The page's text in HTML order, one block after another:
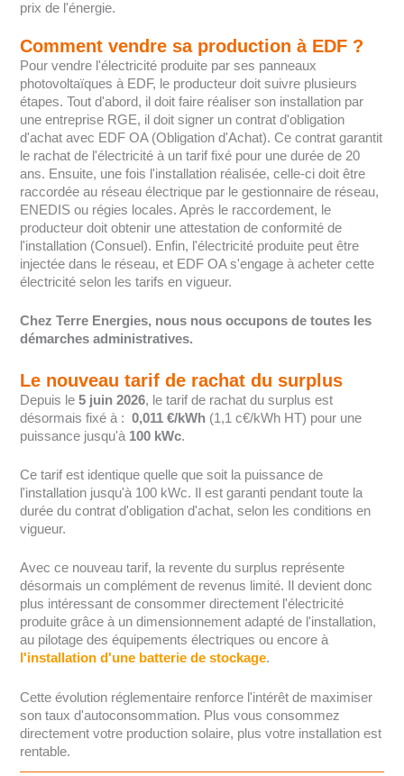
prix de l'énergie.
Comment vendre sa production à EDF ?
Pour vendre l'électricité produite par ses panneaux
photovoltaïques à EDF, le producteur doit suivre plusieurs
étapes. Tout d'abord, il doit faire réaliser son installation par
une entreprise RGE, il doit signer un contrat d'obligation
d'achat avec EDF OA (Obligation d'Achat). Ce contrat garantit
le rachat de l'électricité à un tarif fixé pour une durée de 20
ans. Ensuite, une fois l'installation réalisée, celle-ci doit être
raccordée au réseau électrique par le gestionnaire de réseau,
ENEDIS ou régies locales. Après le raccordement, le
producteur doit obtenir une attestation de conformité de
l'installation (Consuel). Enfin, l'électricité produite peut être
injectée dans le réseau, et EDF OA s'engage à acheter cette
électricité selon les tarifs en vigueur.
Chez Terre Energies, nous nous occupons de toutes les
démarches administratives.
Le nouveau tarif de rachat du surplus
Depuis le5 juin 2026, le tarif de rachat du surplus est
désormais fixé à :0,011 €/kWh (1,1 c€/kWh HT) pour une
puissance jusqu'à 100 kWc.
Ce tarif est identique quelle que soit la puissance de
l'installation jusqu'à 100 kWc. Il est garanti pendant toute la
durée du contrat d'obligation d'achat, selon les conditions en
vigueur.
Avec ce nouveau tarif, la revente du surplus représente
désormais un complément de revenus limité. Il devient donc
plus intéressant de consommer directement l'électricité
produite grâce à un dimensionnement adapté de l'installation,
au pilotage des équipements électriques ou encore à
l'installation d'une batterie de stockage.
Cette évolution réglementaire renforce l'intérêt de maximiser
son taux d'autoconsommation. Plus vous consommez
directement votre production solaire, plus votre installation est
rentable.